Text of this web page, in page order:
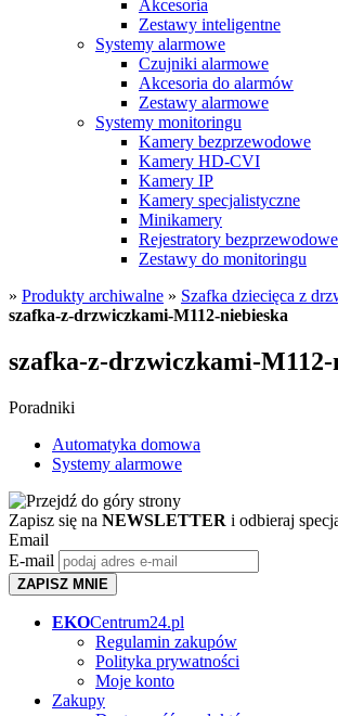
Akcesoria
Zestawy inteligentne
Systemy alarmowe
Czujniki alarmowe
Akcesoria do alarmów
Zestawy alarmowe
Systemy monitoringu
Kamery bezprzewodowe
Kamery HD-CVI
Kamery IP
Kamery specjalistyczne
Minikamery
Rejestratory bezprzewodowe
Zestawy do monitoringu
» Produkty archiwalne » Szafka dziecięca z
szafka-z-drzwiczkami-M112-niebieska
szafka-z-drzwiczkami-M112-
Poradniki
Automatyka domowa
Systemy alarmowe
Zapisz się na NEWSLETTER i odbieraj
Email
E-mail
ZAPISZ MNIE
EKOCentrum24.pl
Regulamin zakupów
Polityka prywatności
Moje konto
Zakupy